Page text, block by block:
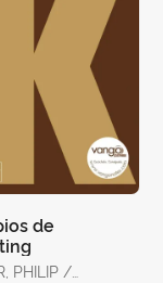
de
PHILIP /